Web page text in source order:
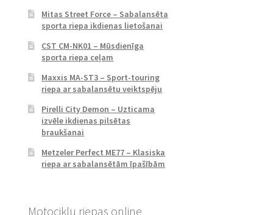
Mitas Street Force – Sabalansēta
sporta riepa ikdienas lietošanai
CST CM-NK01 – Mūsdienīga
sporta riepa ceļam
Maxxis MA-ST3 – Sport-touring
riepa ar sabalansētu veiktspēju
Pirelli City Demon – Uzticama
izvēle ikdienas pilsētas
braukšanai
Metzeler Perfect ME77 – Klasiska
riepa ar sabalansētām īpašībām
Motociklu riepas online